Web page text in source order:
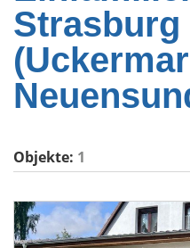
Strasburg
Objekte: 1